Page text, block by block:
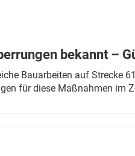
bekannt –
Bauarbeiten auf Strecke
für diese Maßnahmen im